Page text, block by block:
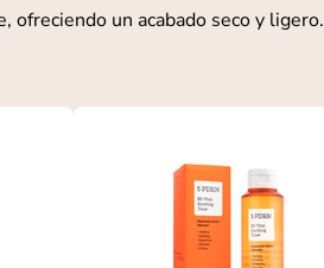
un acabado seco y ligero.